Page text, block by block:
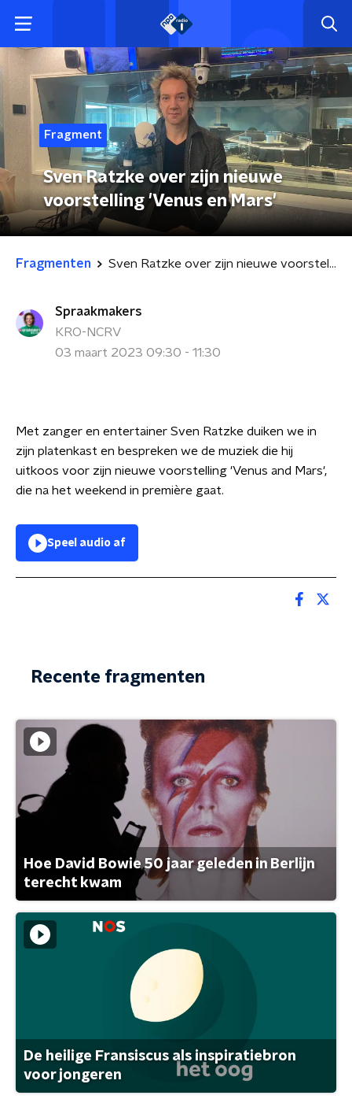
Fragment
Sven Ratzke over zijn nieuwe
voorstelling 'Venus en Mars'
Fragmenten Sven Ratzke over zijn nieuwe voorstelling 'Venus en Mars'
Spraakmakers
KRO-NCRV
03 maart 2023 09:30 - 11:30
Met zanger en entertainer Sven Ratzke duiken we in
zijn platenkast en bespreken we de muziek die hij
uitkoos voor zijn nieuwe voorstelling 'Venus and Mars',
die na het weekend in première gaat.
Speel audio af
Recente fragmenten
Hoe David Bowie 50 jaar geleden in Berlijn
terecht kwam
De heilige Fransiscus als inspiratiebron
voor jongeren